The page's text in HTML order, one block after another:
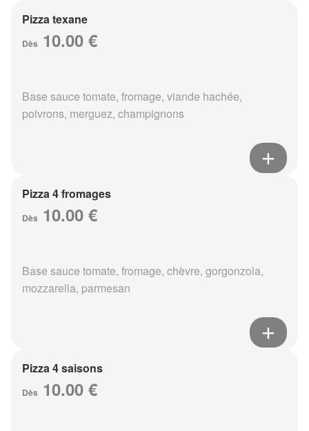
Pizza texane
Dès 10.00 €
Base sauce tomate, fromage, viande hachée,
poivrons, merguez, champignons
Pizza 4 fromages
Dès 10.00 €
Base sauce tomate, fromage, chèvre, gorgonzola,
mozzarella, parmesan
Pizza 4 saisons
Dès 10.00 €